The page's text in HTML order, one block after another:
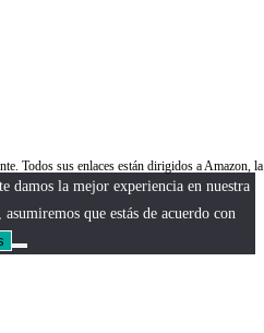
Todos sus enlaces están dirigidos a
damos la mejor experiencia en nuestra
que estás de acuerdo con